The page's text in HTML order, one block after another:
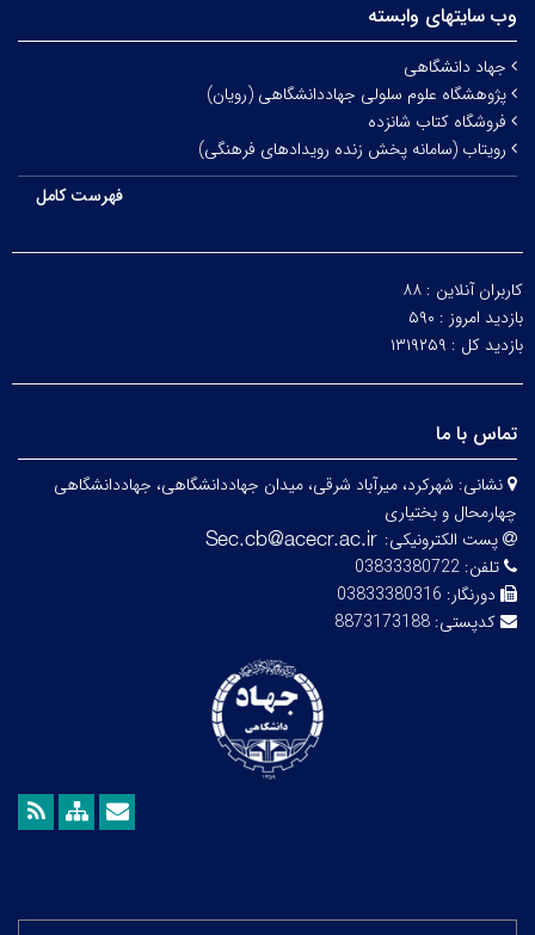
وب سایتهای وابسته
جهاد دانشگاهی
پژوهشگاه علوم سلولی جهاددانشگاهی (رویان)
فروشگاه کتاب شانزده
رویتاب (سامانه پخش زنده رویدادهای فرهنگی)
فهرست کامل
کاربران آنلاین : ۸۸
بازدید امروز : ۵۹۰
بازدید کل : ۱۳۱۹۲۵۹
تماس با ما
نشانی: شهرکرد، میرآباد شرقی، میدان جهاددانشگاهی، جهاددانشگاهی
چهارمحال و بختیاری
پست الکترونیکی:
تلفن: 03833380722
دورنگار: 03833380316
کدپستی: 8873173188